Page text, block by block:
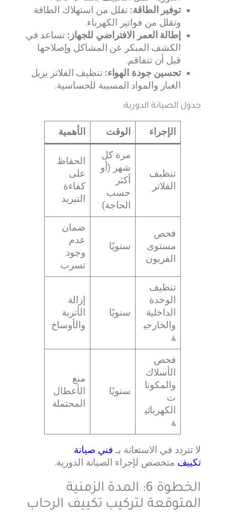
توفير الطاقة: تقلل من استهلاك الطاقة
وتقلل من فواتير الكهرباء.
إطالة العمر الافتراضي للجهاز: تساعد في
الكشف المبكر عن المشاكل وإصلاحها
قبل أن تتفاقم.
تحسين جودة الهواء: تنظيف الفلاتر يزيل
الغبار والمواد المسببة للحساسية.
جدول الصيانة الدورية:
الإجراء الوقت الأهمية
تنظيف
الفلاتر
مرة كل
شهر (أو
أكثر
حسب
الحاجة)
الحفاظ
على
كفاءة
التبريد
فحص
مستوى
الفريون
سنويًا
ضمان
عدم
وجود
تسرب
تنظيف
الوحدة
الداخلية
والخارجي
ة
سنويًا
إزالة
الأتربة
والأوساخ
فحص
الأسلاك
والمكونا
ت
الكهربائي
ة
سنويًا
منع
الأعطال
المحتملة
لا تتردد في الاستعانة بـ فني صيانة
تكييف متخصص لإجراء الصيانة الدورية.
الخطوة 6: المدة الزمنية
المتوقعة لتركيب تكييف الرحاب